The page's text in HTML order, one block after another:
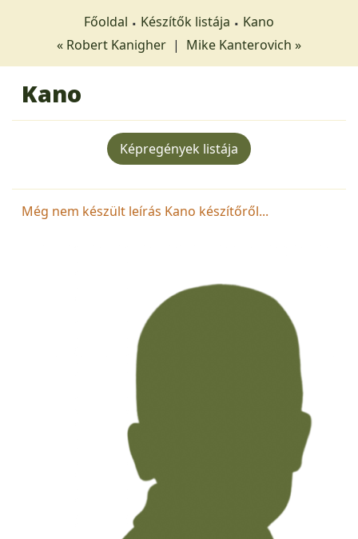
Főoldal Készítők listája
Kano
« Robert Kanigher | Mike Kanterovich »
Kano
Képregények listája
Még nem készült leírás Kano készítőről...